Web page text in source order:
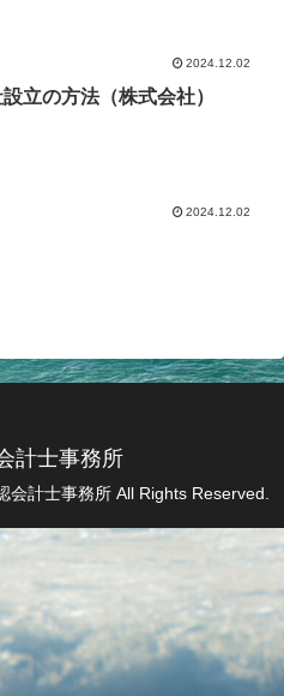
2024.12.02
立の方法（株式会社）
2024.12.02
計士事務所
計士事務所 All Rights Reserved.